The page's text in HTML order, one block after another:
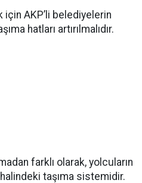
AKP’li belediyelerin
hatları artırılmalıdır.
farklı olarak, yolcuların
taşıma sistemidir.